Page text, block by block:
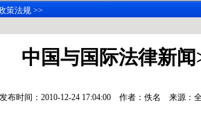
策法规 >>
中国与国际法律新闻
发布时间：2010-12-24 17:04:00 作者：佚名 来源：